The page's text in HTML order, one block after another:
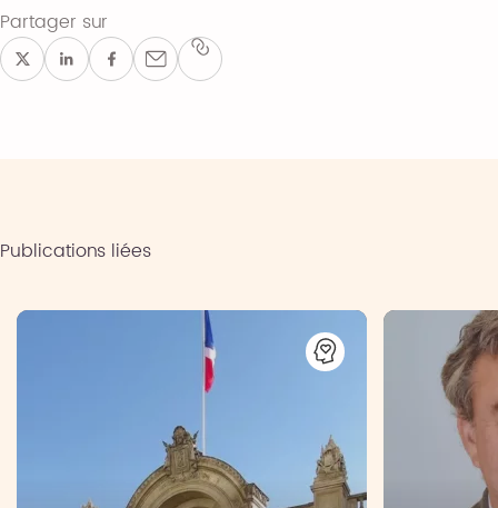
Partager sur
Publications liées